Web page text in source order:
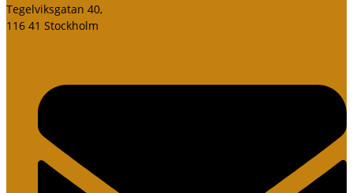
Tegelviksgatan 40,
116 41 Stockholm